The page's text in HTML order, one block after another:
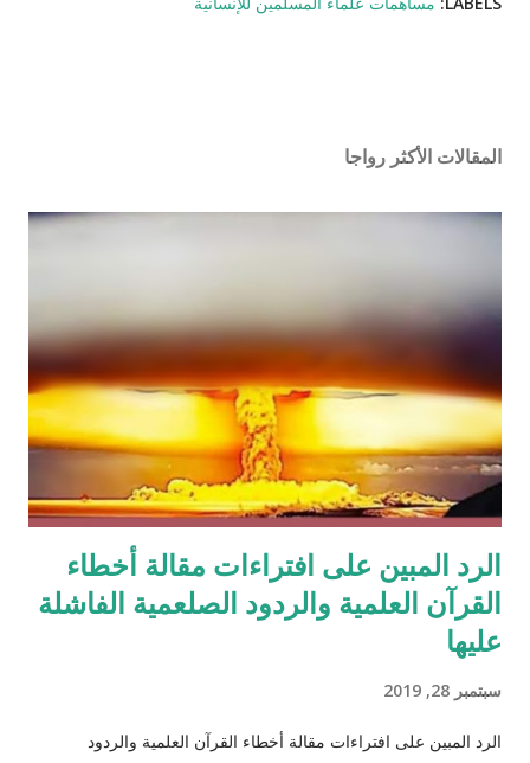
المقالات الأكثر رواجا
الرد المبين على افتراءات مقالة أخطاء
القرآن العلمية والردود الصلعمية الفاشلة
عليها
سبتمبر 28, 2019
الرد المبين على افتراءات مقالة أخطاء القرآن العلمية والردود